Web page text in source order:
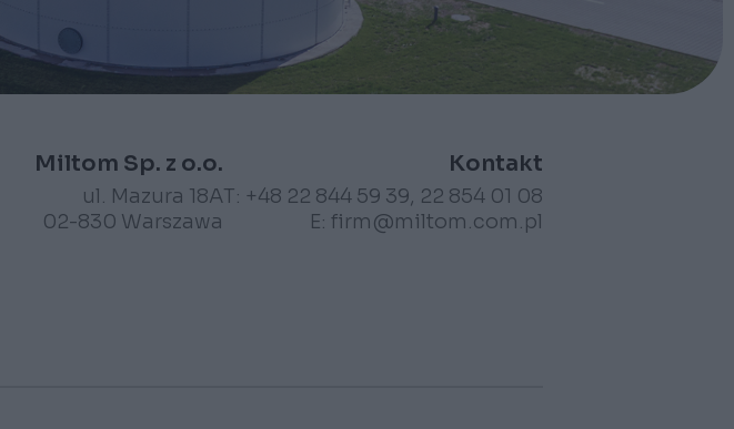
Miltom Sp. z o.o.
ul. Mazura 18A
02-830 Warszawa
Kontakt
T: +48 22 844 59 39, 22 854 01 08
E: firm@miltom.com.pl